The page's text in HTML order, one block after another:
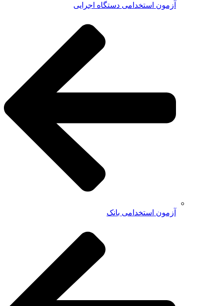
آزمون استخدامی دستگاه اجرایی
آزمون استخدامی بانک